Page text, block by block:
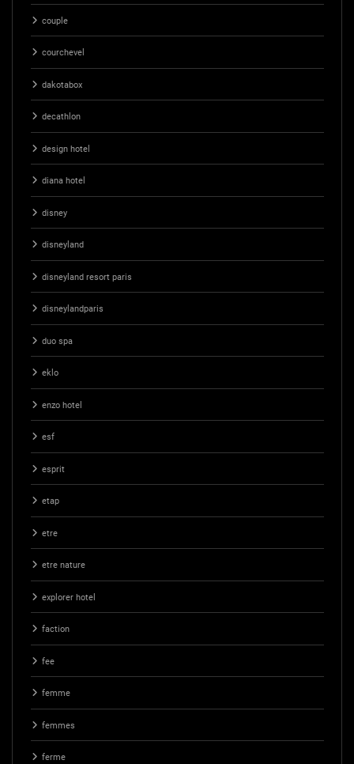
couple
courchevel
dakotabox
decathlon
design hotel
diana hotel
disney
disneyland
disneyland resort paris
disneylandparis
duo spa
eklo
enzo hotel
esf
esprit
etap
etre
etre nature
explorer hotel
faction
fee
femme
femmes
ferme